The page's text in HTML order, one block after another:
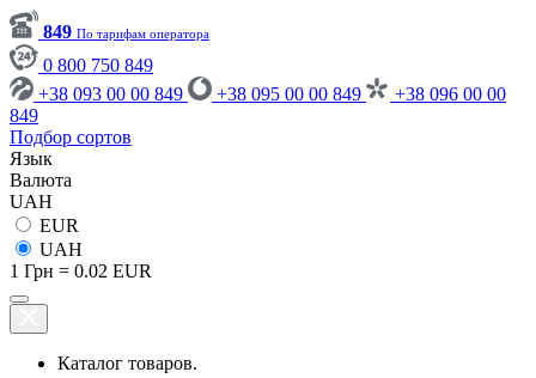
849 По тарифам оператора
0 800 750 849
+38 093 00 00 849
+38 095 00 00 849
+38 096 00 00
849
Подбор сортов
Язык
Валюта
UAH
EUR
UAH
1 Грн = 0.02 EUR
Каталог товаров.